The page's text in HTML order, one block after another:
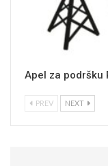
Apel za podršku
PREV NEXT